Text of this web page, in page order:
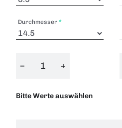
Durchmesser
− +
Bitte Werte auswählen